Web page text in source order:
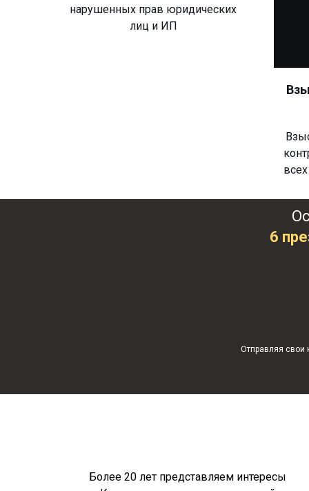
нарушенных прав юридических
лиц и ИП
Отправляя свои
6
Более 20 лет представляем интересы